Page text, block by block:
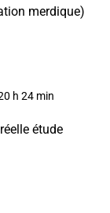
merdique)
h 24 min
étude